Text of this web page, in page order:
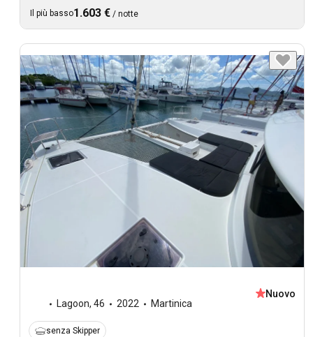
Il più basso1.603 € / notte
Lagoon, 46 2022 Martinica
Nuovo
senza Skipper